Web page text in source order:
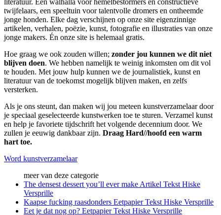
literatuur. Een walhalla voor hemelbestormers en constructieve
twijfelaars, een speeltuin voor talentvolle dromers en ontheemde
jonge honden. Elke dag verschijnen op onze site eigenzinnige
artikelen, verhalen, poëzie, kunst, fotografie en illustraties van onze
jonge makers. Én onze site is helemaal gratis.
Hoe graag we ook zouden willen; zonder jou kunnen we dit niet
blijven doen. We hebben namelijk te weinig inkomsten om dit vol
te houden. Met jouw hulp kunnen we de journalistiek, kunst en
literatuur van de toekomst mogelijk blijven maken, en zelfs
versterken.
Als je ons steunt, dan maken wij jou meteen kunstverzamelaar door
je speciaal geselecteerde kunstwerken toe te sturen. Verzamel kunst
en help je favoriete tijdschrift het volgende decennium door. We
zullen je eeuwig dankbaar zijn. Draag Hard//hoofd een warm
hart toe.
Word kunstverzamelaar
meer van deze categorie
The densest dessert you’ll ever makeArtikel TekstHiske
Versprille
Kaapse fucking raasdonders Eetpapier TekstHiske Versprille
Eet je dat nog op? Eetpapier TekstHiske Versprille